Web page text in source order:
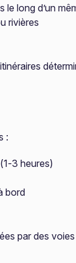
long d’un
rivières
:
3 heures)
bord
par des